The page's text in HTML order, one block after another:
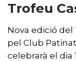
Trofeu
Nova edició
pel Club
celebrarà el dia